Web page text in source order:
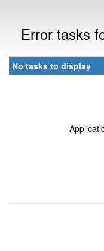
Error tasks
No tasks to display